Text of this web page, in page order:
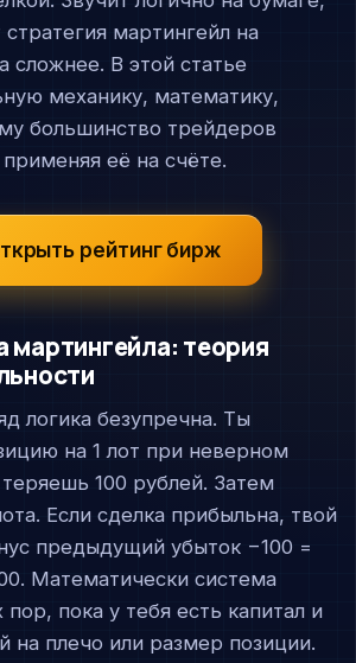
стратегия мартингейл на
сложнее. В этой статье
механику, математику,
большинство трейдеров
её на счёте.
рейтинг бирж
мартингейла: теория
логика безупречна. Ты
на 1 лот при неверном
100 рублей. Затем
Если сделка прибыльна, твой
предыдущий убыток −100 =
Математически система
пор, пока у тебя есть капитал и
на плечо или размер позиции.